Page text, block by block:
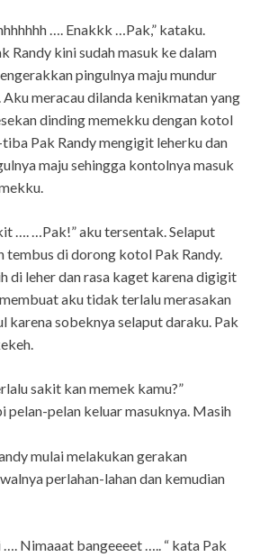
…. Enakkk …Pak,” kataku.
Randy kini sudah masuk ke dalam
pingulnya maju mundur
Aku meracau dilanda kenikmatan yang
dinding memekku dengan kotol
Pak Randy mengigit leherku dan
maju sehingga kontolnya masuk
…. …Pak!” aku tersentak. Selaput
tembus di dorong kotol Pak Randy.
di leher dan rasa kaget karena digigit
aku tidak terlalu merasakan
karena sobeknya selaput daraku. Pak
sakit kan memek kamu?”
pelan-pelan keluar masuknya. Masih
mulai melakukan gerakan
perlahan-lahan dan kemudian
Nimaaat bangeeeet ….. “ kata Pak